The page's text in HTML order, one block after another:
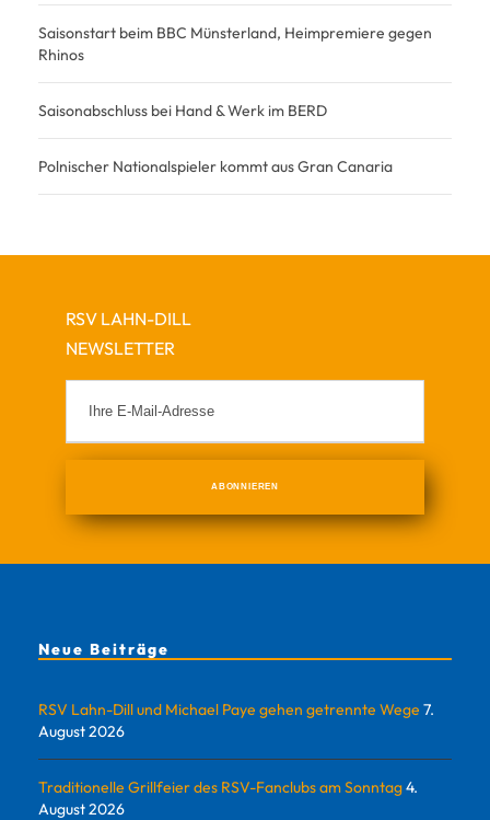
Saisonstart beim BBC Münsterland, Heimpremiere gegen
Rhinos
Saisonabschluss bei Hand & Werk im BERD
Polnischer Nationalspieler kommt aus Gran Canaria
RSV LAHN-DILL
NEWSLETTER
Neue Beiträge
RSV Lahn-Dill und Michael Paye gehen getrennte Wege 7.
August 2026
Traditionelle Grillfeier des RSV-Fanclubs am Sonntag4.
August 2026